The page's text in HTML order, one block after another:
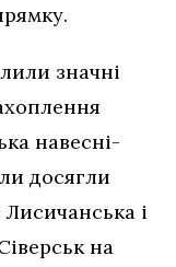
значні
навесні-
досягли
Лисичанська і
на